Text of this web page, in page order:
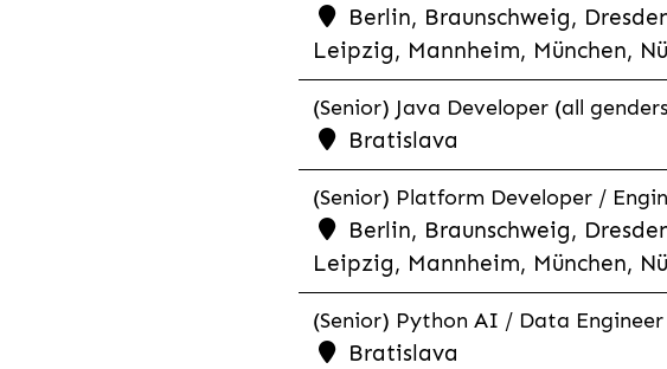
Berlin, Braunschweig,
Leipzig, Mannheim, München,
(Senior) Java Developer (all
Bratislava
(Senior) Platform Developer /
Berlin, Braunschweig,
Leipzig, Mannheim, München,
(Senior) Python AI / Data
Bratislava